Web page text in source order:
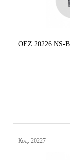
OEZ 20226 NS-
Код: 20227